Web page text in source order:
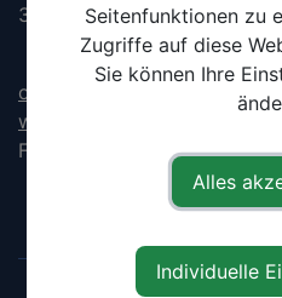
3341 Ybbsitz, Austria
office@sonneck.com
www.sonneck.com
Fax: +43 7443 86 329 88
Seitenfunktionen zu
Zugriffe auf diese
Sie können Ihre
Alles
Individuelle